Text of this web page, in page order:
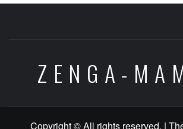
ZENGA-
Copyright © All rights reserved. |